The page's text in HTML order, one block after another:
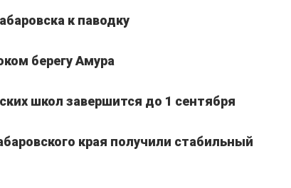
к паводку
берегу Амура
школ завершится до 1 сентября
края получили стабильный